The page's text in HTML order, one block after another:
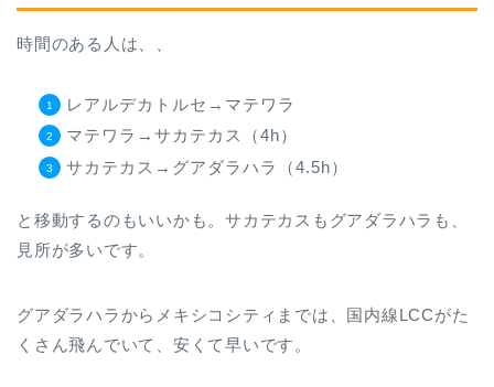
時間のある人は、、
レアルデカトルセ→マテワラ
マテワラ→サカテカス（4h）
サカテカス→グアダラハラ（4.5h）
と移動するのもいいかも。サカテカスもグアダラハラも、
見所が多いです。
グアダラハラからメキシコシティまでは、国内線LCCがた
くさん飛んでいて、安くて早いです。